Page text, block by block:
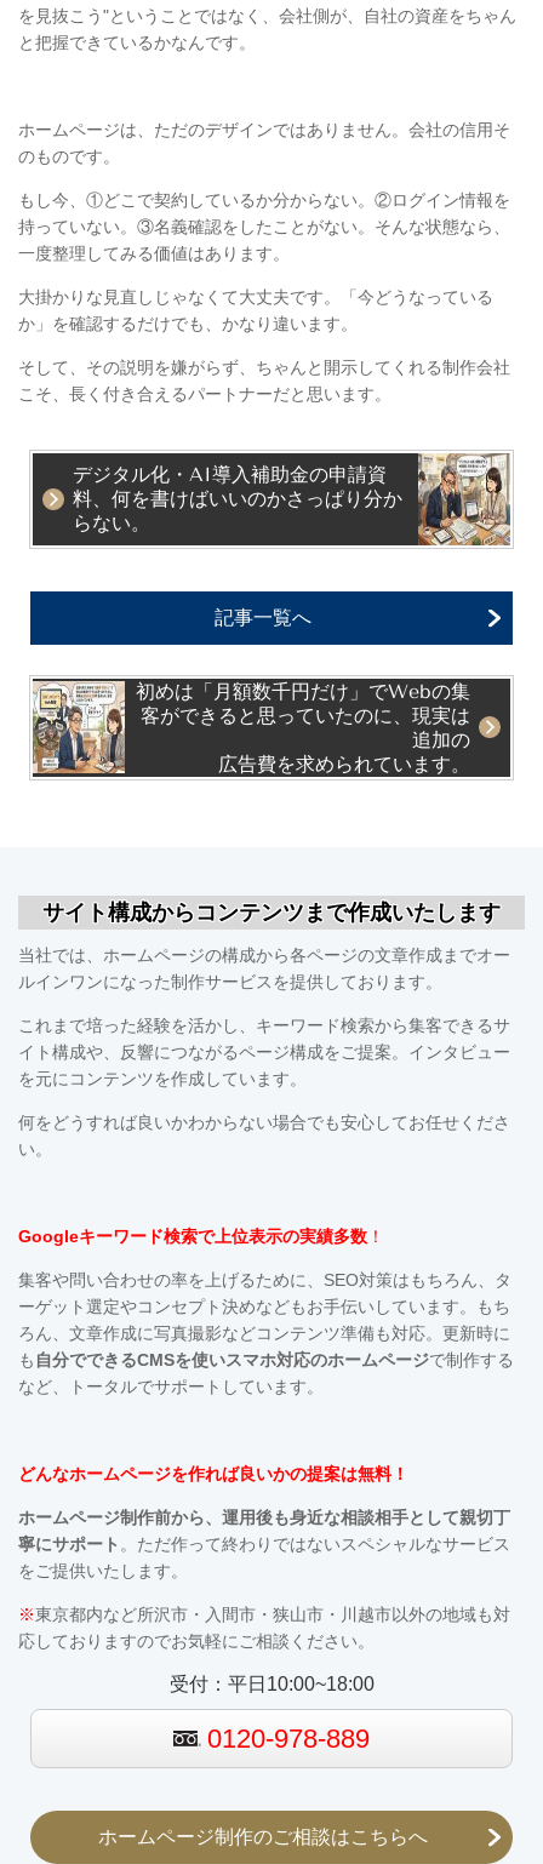
を見抜こう"ということではなく、会社側が、自社の資産をちゃん
と把握できているかなんです。
ホームページは、ただのデザインではありません。会社の信用そ
のものです。
もし今、①どこで契約しているか分からない。②ログイン情報を
持っていない。③名義確認をしたことがない。そんな状態なら、
一度整理してみる価値はあります。
大掛かりな見直しじゃなくて大丈夫です。「今どうなっている
か」を確認するだけでも、かなり違います。
そして、その説明を嫌がらず、ちゃんと開示してくれる制作会社
こそ、長く付き合えるパートナーだと思います。
デジタル化・AI導入補助金の申請資
料、何を書けばいいのかさっぱり分か
らない。
記事一覧へ
初めは「月額数千円だけ」でWebの集
客ができると思っていたのに、現実は
追加の
広告費を求められています。
サイト構成からコンテンツまで作成いたします
当社では、ホームページの構成から各ページの文章作成までオー
ルインワンになった制作サービスを提供しております。
これまで培った経験を活かし、キーワード検索から集客できるサ
イト構成や、反響につながるページ構成をご提案。インタビュー
を元にコンテンツを作成しています。
何をどうすれば良いかわからない場合でも安心してお任せくださ
い。
Googleキーワード検索で上位表示の実績多数 ！
集客や問い合わせの率を上げるために、SEO対策はもちろん、タ
ーゲット選定やコンセプト決めなどもお手伝いしています。もち
ろん、文章作成に写真撮影などコンテンツ準備も対応。更新時に
も 自分でできるCMSを使いスマホ対応のホームページで制作する
など、トータルでサポートしています。
どんなホームページを作れば良いかの提案は無料！
ホームページ制作前から、運用後も身近な相談相手として親切丁
寧にサポート 。ただ作って終わりではないスペシャルなサービス
をご提供いたします。
※東京都内など所沢市・入間市・狭山市・川越市以外の地域も対
応しておりますのでお気軽にご相談ください。
受付：平日10:00~18:00
0120-978-889
ホームページ制作のご相談はこちらへ